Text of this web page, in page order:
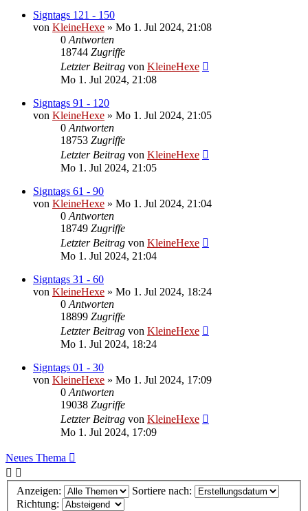
Signtags 121 - 150
von KleineHexe » Mo 1. Jul 2024, 21:08
0 Antworten
18744 Zugriffe
Letzter Beitrag von KleineHexe
Mo 1. Jul 2024, 21:08
Signtags 91 - 120
von KleineHexe » Mo 1. Jul 2024, 21:05
0 Antworten
18753 Zugriffe
Letzter Beitrag von KleineHexe
Mo 1. Jul 2024, 21:05
Signtags 61 - 90
von KleineHexe » Mo 1. Jul 2024, 21:04
0 Antworten
18749 Zugriffe
Letzter Beitrag von KleineHexe
Mo 1. Jul 2024, 21:04
Signtags 31 - 60
von KleineHexe » Mo 1. Jul 2024, 18:24
0 Antworten
18899 Zugriffe
Letzter Beitrag von KleineHexe
Mo 1. Jul 2024, 18:24
Signtags 01 - 30
von KleineHexe » Mo 1. Jul 2024, 17:09
0 Antworten
19038 Zugriffe
Letzter Beitrag von KleineHexe
Mo 1. Jul 2024, 17:09
Neues Thema
Anzeigen:
Sortiere nach:
Richtung: